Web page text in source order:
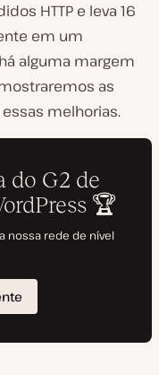
HTTP e leva 16
em um
alguma margem
as
melhorias.